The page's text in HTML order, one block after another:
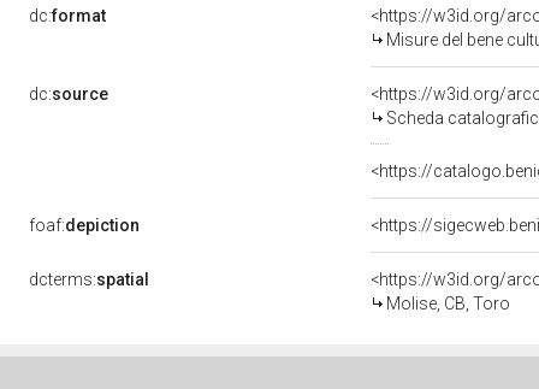
dc:format
<https://w3id.org/
Misure del bene
dc:source
<https://w3id.org/
Scheda
<https://
foaf:depiction <https://
dcterms:spatial
<https://w3id.org/
Molise, CB, Toro